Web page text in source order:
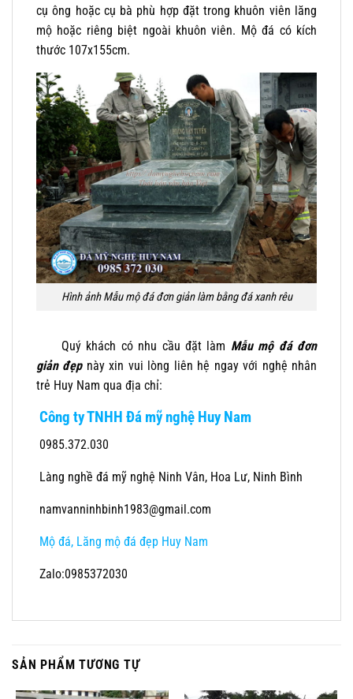
cụ ông hoặc cụ bà phù hợp đặt trong khuôn viên lăng
mộ hoặc riêng biệt ngoài khuôn viên. Mộ đá có kích
thước 107x155cm.
Hình ảnh Mẫu mộ đá đơn giản làm bằng đá xanh rêu
Quý khách có nhu cầu đặt làm Mẫu mộ đá đơn
giản đẹpnày xin vui lòng liên hệ ngay với nghệ nhân
trẻ Huy Nam qua địa chỉ:
Công ty TNHH Đá mỹ nghệ Huy Nam
0985.372.030
Làng nghề đá mỹ nghệ Ninh Vân, Hoa Lư, Ninh Bình
namvanninhbinh1983@gmail.com
Mộ đá, Lăng mộ đá đẹp Huy Nam
Zalo:0985372030
SẢN PHẨM TƯƠNG TỰ